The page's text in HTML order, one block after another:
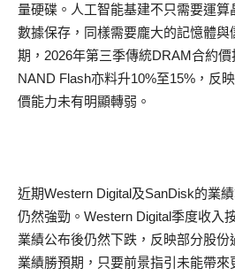
量硬碟。人工智能基建不只需要運算
數據保存，同樣需要龐大的記憶體與
期，2026年第三季傳統DRAM合約價
NAND Flash亦料升10%至15%，反
價能力未有明顯轉弱。
近期Western Digital及SanDisk的業
仍然強勁。Western Digital季度收入
業績公布後仍然下跌，反映部分股
業績勝預期，只要前景指引未能帶